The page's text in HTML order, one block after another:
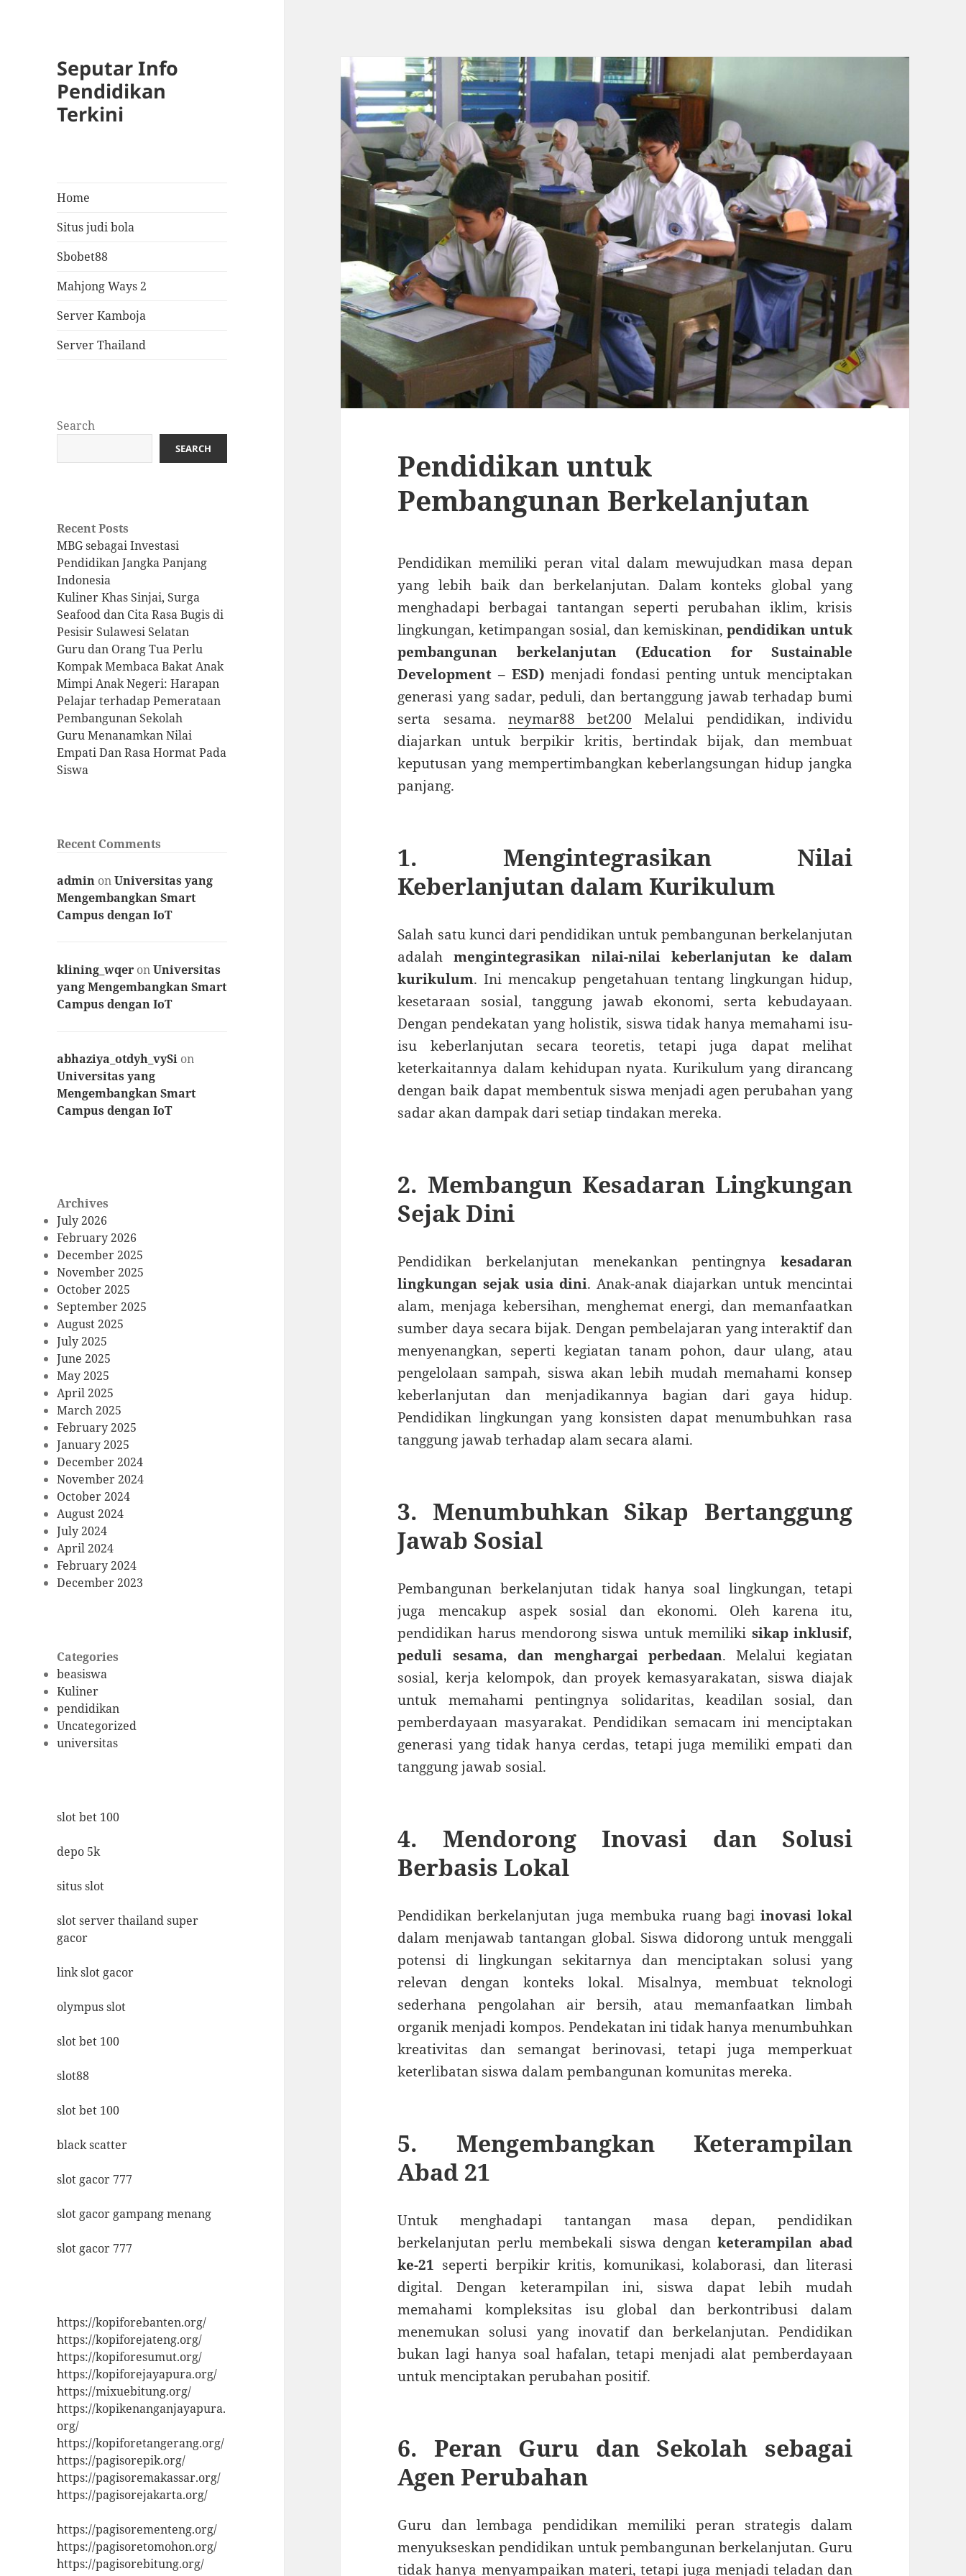
Seputar Info
Pendidikan
Terkini
Home
Situs judi bola
Sbobet88
Mahjong Ways 2
Server Kamboja
Server Thailand
Search
SEARCH
Recent Posts
MBG sebagai Investasi
Pendidikan Jangka Panjang
Indonesia
Kuliner Khas Sinjai, Surga
Seafood dan Cita Rasa Bugis di
Pesisir Sulawesi Selatan
Guru dan Orang Tua Perlu
Kompak Membaca Bakat Anak
Mimpi Anak Negeri: Harapan
Pelajar terhadap Pemerataan
Pembangunan Sekolah
Guru Menanamkan Nilai
Empati Dan Rasa Hormat Pada
Siswa
Recent Comments
admin onUniversitas yang
Mengembangkan Smart
Campus dengan IoT
klining_wqer onUniversitas
yang Mengembangkan Smart
Campus dengan IoT
abhaziya_otdyh_vySi on
Universitas yang
Mengembangkan Smart
Campus dengan IoT
Archives
July 2026
February 2026
December 2025
November 2025
October 2025
September 2025
August 2025
July 2025
June 2025
May 2025
April 2025
March 2025
February 2025
January 2025
December 2024
November 2024
October 2024
August 2024
July 2024
April 2024
February 2024
December 2023
Categories
beasiswa
Kuliner
pendidikan
Uncategorized
universitas
slot bet 100
depo 5k
situs slot
slot server thailand super
gacor
link slot gacor
olympus slot
slot bet 100
slot88
slot bet 100
black scatter
slot gacor 777
slot gacor gampang menang
slot gacor 777
https://kopiforebanten.org/
https://kopiforejateng.org/
https://kopiforesumut.org/
https://kopiforejayapura.org/
https://mixuebitung.org/
https://kopikenanganjayapura.
org/
https://kopiforetangerang.org/
https://pagisorepik.org/
https://pagisoremakassar.org/
https://pagisorejakarta.org/
https://pagisorementeng.org/
https://pagisoretomohon.org/
https://pagisorebitung.org/
Pendidikan untuk
Pembangunan Berkelanjutan
Pendidikan memiliki peran vital dalam mewujudkan masa depan
yang lebih baik dan berkelanjutan. Dalam konteks global yang
menghadapi berbagai tantangan seperti perubahan iklim, krisis
lingkungan, ketimpangan sosial, dan kemiskinan,pendidikan untuk
pembangunan berkelanjutan (Education for Sustainable
Development – ESD) menjadi fondasi penting untuk menciptakan
generasi yang sadar, peduli, dan bertanggung jawab terhadap bumi
serta sesama. neymar88 bet200 Melalui pendidikan, individu
diajarkan untuk berpikir kritis, bertindak bijak, dan membuat
keputusan yang mempertimbangkan keberlangsungan hidup jangka
panjang.
1. Mengintegrasikan Nilai
Keberlanjutan dalam Kurikulum
Salah satu kunci dari pendidikan untuk pembangunan berkelanjutan
adalahmengintegrasikan nilai-nilai keberlanjutan ke dalam
kurikulum. Ini mencakup pengetahuan tentang lingkungan hidup,
kesetaraan sosial, tanggung jawab ekonomi, serta kebudayaan.
Dengan pendekatan yang holistik, siswa tidak hanya memahami isu-
isu keberlanjutan secara teoretis, tetapi juga dapat melihat
keterkaitannya dalam kehidupan nyata. Kurikulum yang dirancang
dengan baik dapat membentuk siswa menjadi agen perubahan yang
sadar akan dampak dari setiap tindakan mereka.
2. Membangun Kesadaran Lingkungan
Sejak Dini
Pendidikan berkelanjutan menekankan pentingnya kesadaran
lingkungan sejak usia dini. Anak-anak diajarkan untuk mencintai
alam, menjaga kebersihan, menghemat energi, dan memanfaatkan
sumber daya secara bijak. Dengan pembelajaran yang interaktif dan
menyenangkan, seperti kegiatan tanam pohon, daur ulang, atau
pengelolaan sampah, siswa akan lebih mudah memahami konsep
keberlanjutan dan menjadikannya bagian dari gaya hidup.
Pendidikan lingkungan yang konsisten dapat menumbuhkan rasa
tanggung jawab terhadap alam secara alami.
3. Menumbuhkan Sikap Bertanggung
Jawab Sosial
Pembangunan berkelanjutan tidak hanya soal lingkungan, tetapi
juga mencakup aspek sosial dan ekonomi. Oleh karena itu,
pendidikan harus mendorong siswa untuk memiliki sikap inklusif,
peduli sesama, dan menghargai perbedaan. Melalui kegiatan
sosial, kerja kelompok, dan proyek kemasyarakatan, siswa diajak
untuk memahami pentingnya solidaritas, keadilan sosial, dan
pemberdayaan masyarakat. Pendidikan semacam ini menciptakan
generasi yang tidak hanya cerdas, tetapi juga memiliki empati dan
tanggung jawab sosial.
4. Mendorong Inovasi dan Solusi
Berbasis Lokal
Pendidikan berkelanjutan juga membuka ruang bagi inovasi lokal
dalam menjawab tantangan global. Siswa didorong untuk menggali
potensi di lingkungan sekitarnya dan menciptakan solusi yang
relevan dengan konteks lokal. Misalnya, membuat teknologi
sederhana pengolahan air bersih, atau memanfaatkan limbah
organik menjadi kompos. Pendekatan ini tidak hanya menumbuhkan
kreativitas dan semangat berinovasi, tetapi juga memperkuat
keterlibatan siswa dalam pembangunan komunitas mereka.
5. Mengembangkan Keterampilan
Abad 21
Untuk menghadapi tantangan masa depan, pendidikan
berkelanjutan perlu membekali siswa denganketerampilan abad
ke-21 seperti berpikir kritis, komunikasi, kolaborasi, dan literasi
digital. Dengan keterampilan ini, siswa dapat lebih mudah
memahami kompleksitas isu global dan berkontribusi dalam
menemukan solusi yang inovatif dan berkelanjutan. Pendidikan
bukan lagi hanya soal hafalan, tetapi menjadi alat pemberdayaan
untuk menciptakan perubahan positif.
6. Peran Guru dan Sekolah sebagai
Agen Perubahan
Guru dan lembaga pendidikan memiliki peran strategis dalam
menyukseskan pendidikan untuk pembangunan berkelanjutan. Guru
tidak hanya menyampaikan materi, tetapi juga menjadi teladan dan